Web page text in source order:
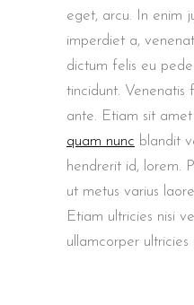
eget, arcu. In enim
imperdiet a,
dictum felis eu
tincidunt. Venenatis
ante. Etiam sit
quam nunc blandit
hendrerit id, lorem.
ut metus varius
Etiam ultricies nisi
ullamcorper ultricies